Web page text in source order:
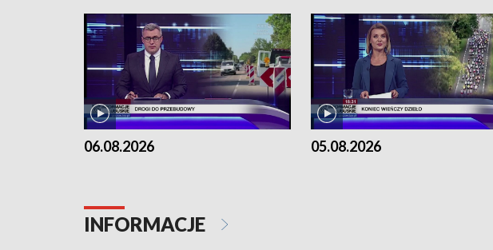
06.08.2026 05.08.2026
INFORMACJE